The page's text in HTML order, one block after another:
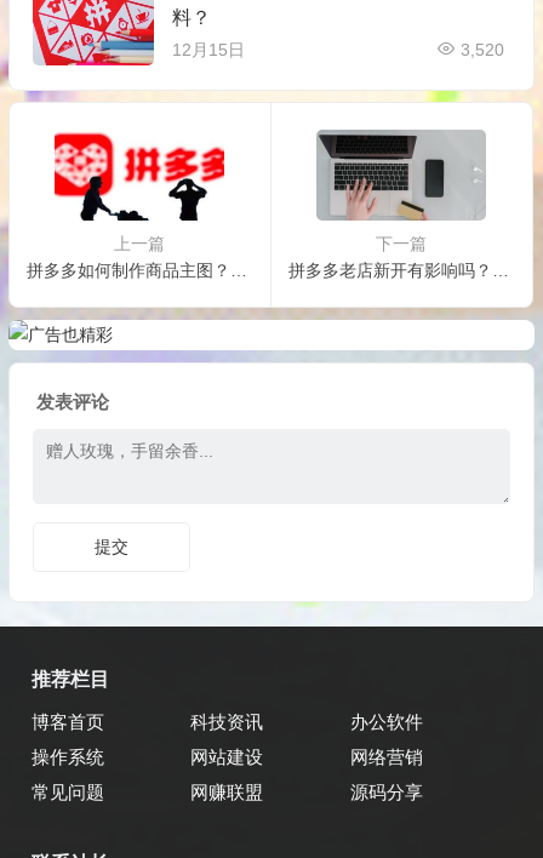
料？
12月15日 3,520
上一篇
下一篇
发表评论
推荐栏目
博客首页 科技资讯
办公软件
操作系统
网站建设
网络营销
常见问题
网赚联盟 源码分享